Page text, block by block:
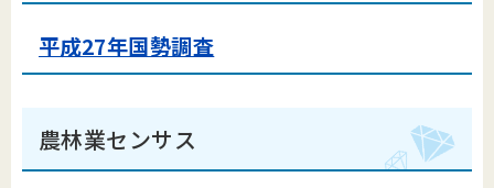
平成27年国勢調査
農林業センサス